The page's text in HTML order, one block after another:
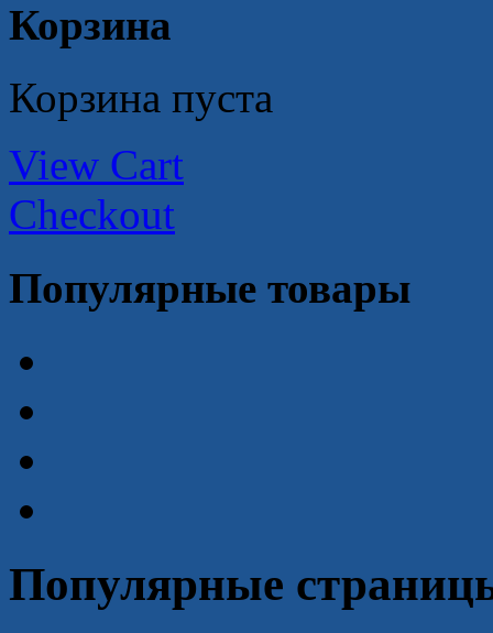
Корзина
Корзина пуста
View Cart
Checkout
Популярные товары
Популярные